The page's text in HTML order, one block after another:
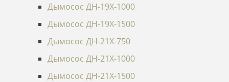
Дымосос ДН-19Х-1000
Дымосос ДН-19Х-1500
Дымосос ДН-21Х-750
Дымосос ДН-21Х-1000
Дымосос ДН-21Х-1500